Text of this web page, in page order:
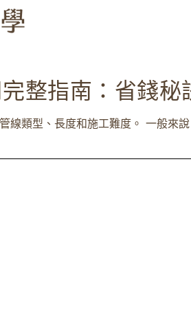
整指南：省錢秘
線類型、長度和施工難度。 一般